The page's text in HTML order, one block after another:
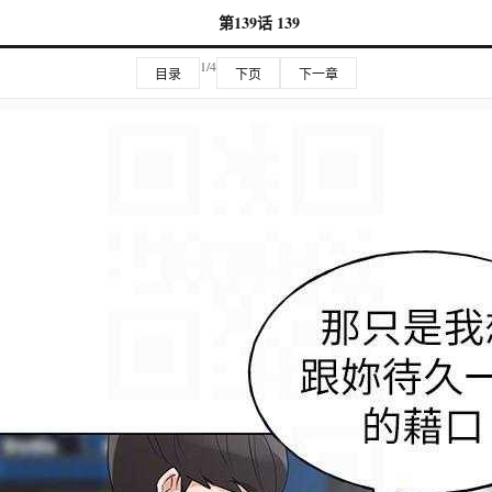
第139话 139
目录 1/4 下页 下一章